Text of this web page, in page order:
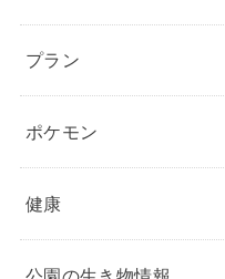
プラン
ポケモン
健康